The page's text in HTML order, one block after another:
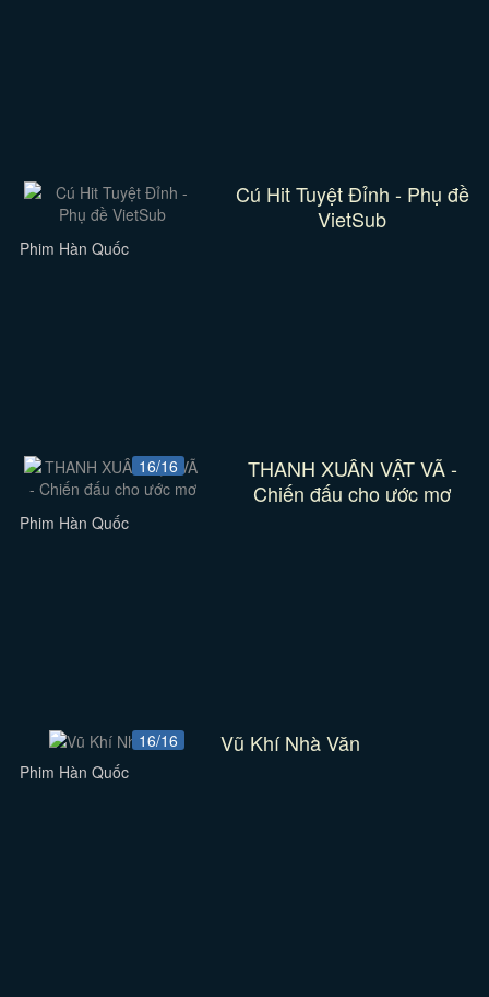
Cú Hit Tuyệt Đỉnh - Phụ đề
VietSub
Phim Hàn Quốc
16/16
THANH XUÂN VẬT VÃ -
Chiến đấu cho ước mơ
Phim Hàn Quốc
16/16 Vũ Khí Nhà Văn
Phim Hàn Quốc